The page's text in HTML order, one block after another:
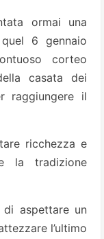
ormai una
6 gennaio
corteo
casata dei
raggiungere il
ricchezza e
la tradizione
aspettare un
l’ultimo